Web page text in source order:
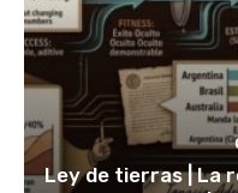
Ley de tierras | La